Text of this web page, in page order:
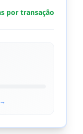
por transação